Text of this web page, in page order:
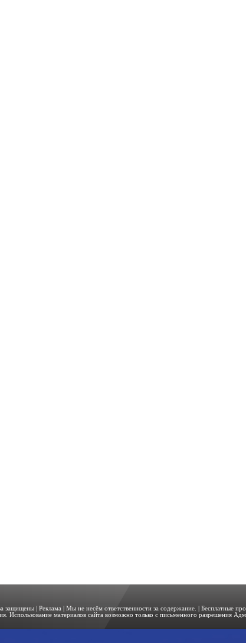
защищены |Реклама
| Мы не несём ответственности за содержание. | Бесплатные
Использование материалов сайта возможно только с письменного разрешения